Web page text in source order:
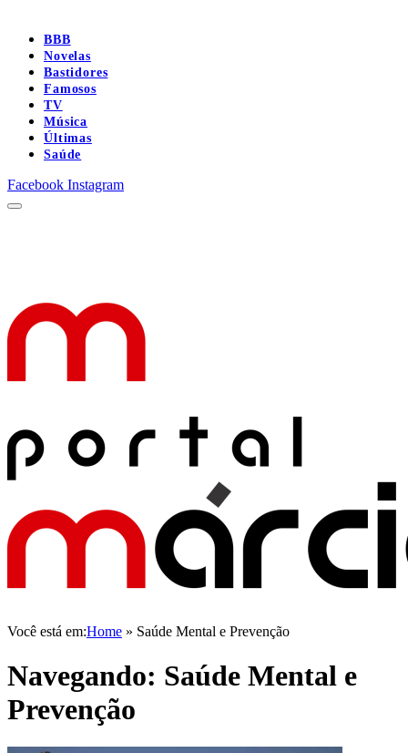
BBB
Novelas
Bastidores
Famosos
TV
Música
Últimas
Saúde
Facebook Instagram
Você está em:Home » Saúde Mental e Prevenção
Navegando: Saúde Mental e
Prevenção